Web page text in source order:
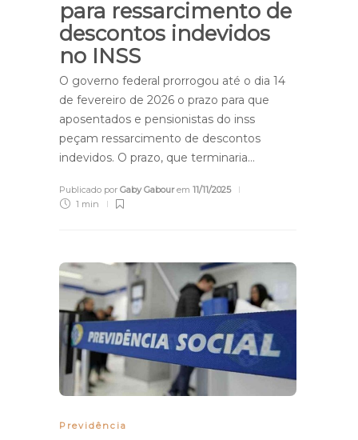
para ressarcimento de
descontos indevidos
no INSS
O governo federal prorrogou até o dia 14
de fevereiro de 2026 o prazo para que
aposentados e pensionistas do inss
peçam ressarcimento de descontos
indevidos. O prazo, que terminaria…
Publicado por Gaby Gabourem 11/11/2025
1 min
Previdência